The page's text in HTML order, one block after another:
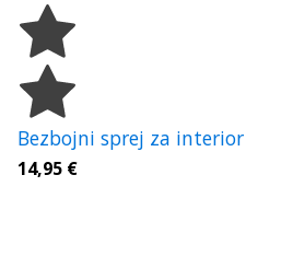
Bezbojni sprej za interior
14,95 €